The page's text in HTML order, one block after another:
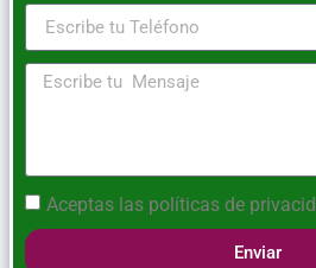
Aceptas las políticas de
Enviar